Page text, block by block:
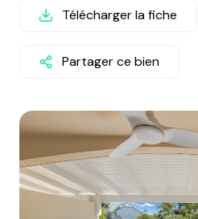
FRIENDLY
DÉCOUVRIR
RENTAL
SXM
Télécharger la fiche
Partager ce bien